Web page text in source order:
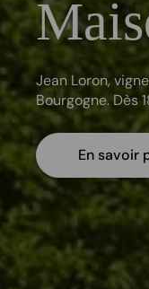
Jean Loron,
Bourgogne. Dès
En savoir